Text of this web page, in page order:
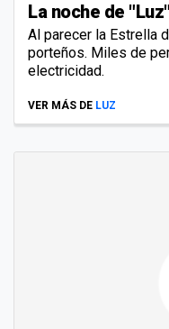
La noche de
Al parecer la Estrella
porteños. Miles de
electricidad.
VER MÁS DE LUZ